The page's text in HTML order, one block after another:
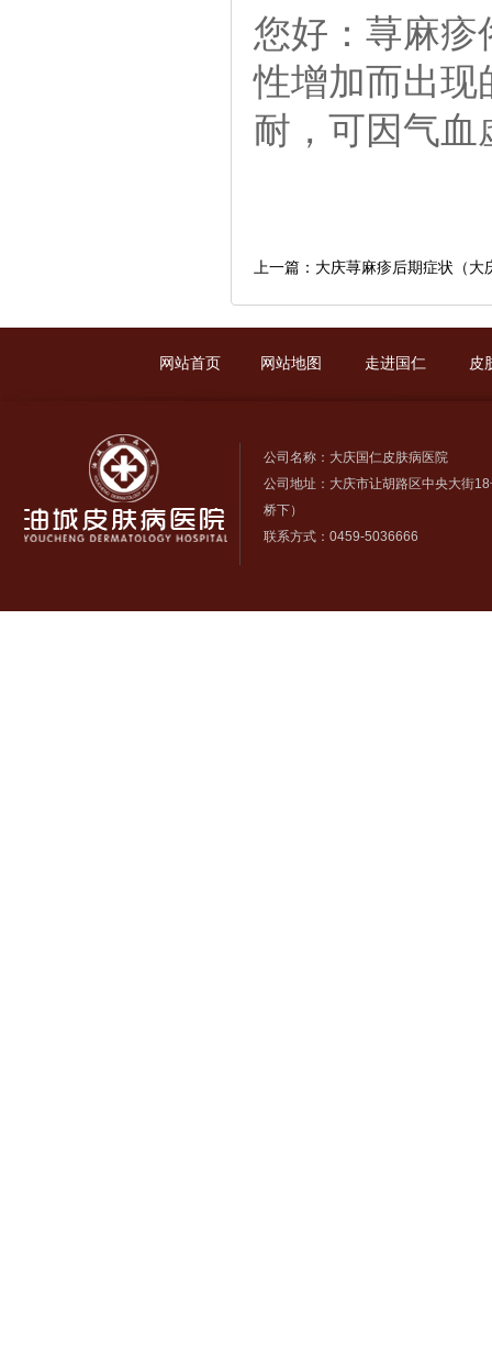
您好：荨麻疹
性增加而出现
耐，可因气血
上一篇：大庆荨麻疹后期症状（
网站首页 网站地图 走进国仁 皮
公司名称：大庆国仁皮肤病医院
公司地址：大庆市让胡路区中央大街
桥下）
联系方式：0459-5036666